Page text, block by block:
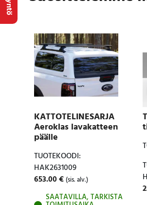
KATTOTELINESARJA
Aeroklas lavakatteen
päälle
TUOTEKOODI:
HAK2631009
653.00€ (sis. alv.)
SAATAVILLA, TARKISTA